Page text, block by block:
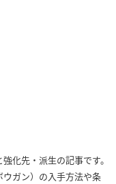
化先・派生の記事です。
ガン）の入手方法や条